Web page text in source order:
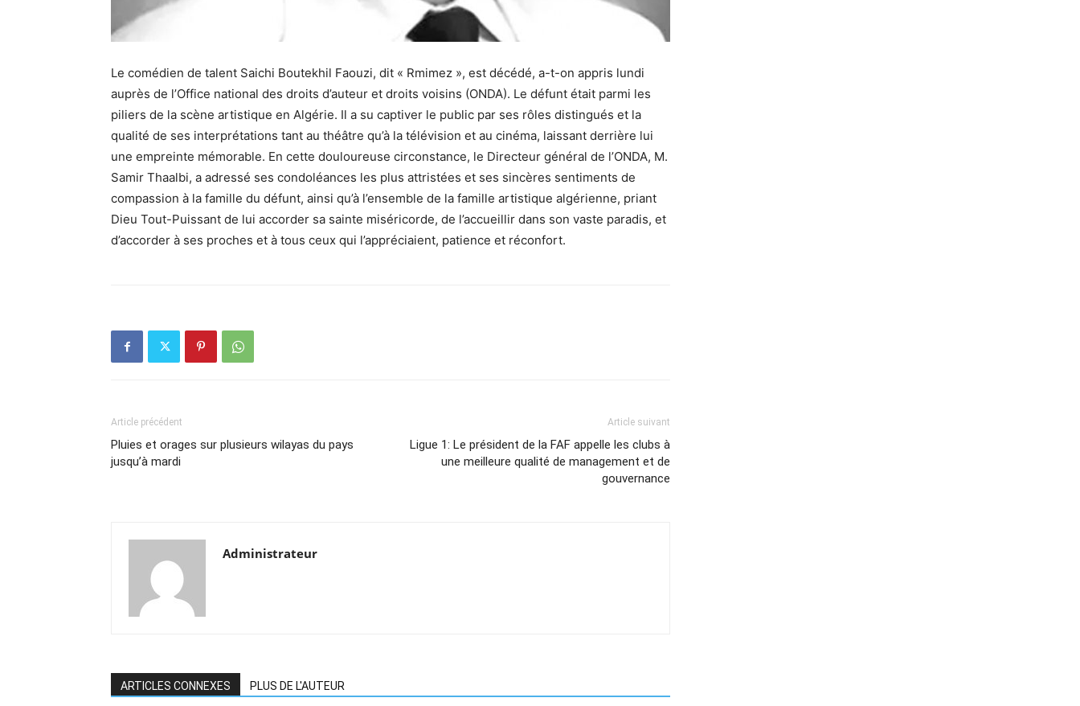
Le comédien de talent Saichi Boutekhil Faouzi, dit « Rmimez », est décédé, a-t-on appris lundi
auprès de l’Office national des droits d’auteur et droits voisins (ONDA). Le défunt était parmi les
piliers de la scène artistique en Algérie. Il a su captiver le public par ses rôles distingués et la
qualité de ses interprétations tant au théâtre qu’à la télévision et au cinéma, laissant derrière lui
une empreinte mémorable. En cette douloureuse circonstance, le Directeur général de l’ONDA, M.
Samir Thaalbi, a adressé ses condoléances les plus attristées et ses sincères sentiments de
compassion à la famille du défunt, ainsi qu’à l’ensemble de la famille artistique algérienne, priant
Dieu Tout-Puissant de lui accorder sa sainte miséricorde, de l’accueillir dans son vaste paradis, et
d’accorder à ses proches et à tous ceux qui l’appréciaient, patience et réconfort.
Article précédent
Pluies et orages sur plusieurs wilayas du pays
jusqu’à mardi
Article suivant
Ligue 1: Le président de la FAF appelle les clubs à
une meilleure qualité de management et de
gouvernance
Administrateur
ARTICLES CONNEXES PLUS DE L'AUTEUR